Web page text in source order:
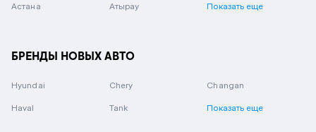
Астана Атырау Показать еще
БРЕНДЫ НОВЫХ АВТО
Hyundai Chery Changan
Haval Tank Показать еще